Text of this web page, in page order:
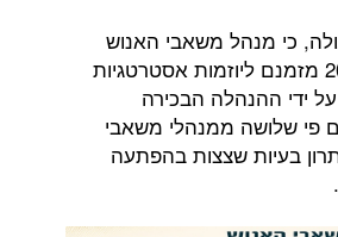
כי מנהל משאבי האנוש
שמשקיעים לפחות 20% מזמנם ליוזמות אסטרטגיות
ידי ההנהלה הבכירה
פי שלושה ממנהלי משאבי
בעיות שצצות בהפתעה